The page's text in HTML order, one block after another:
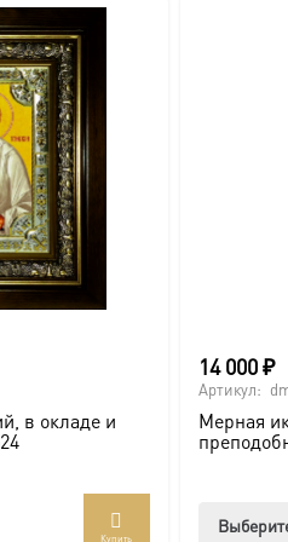
в окладе и
Купить
14 000₽
Артикул:
Мерная